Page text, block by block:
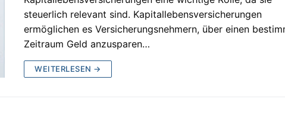
steuerlich relevant sind. Kapitallebensversicherungen
ermöglichen es Versicherungsnehmern, über einen
Zeitraum Geld anzusparen…
WEITERLESEN →